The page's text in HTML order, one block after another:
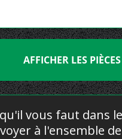
AFFICHER LES
vous faut dans
à l'ensemble